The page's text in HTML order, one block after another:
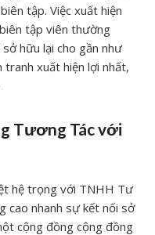
tập. Việc xuất hiện
tập viên thường
sở hữu lại cho gần như
xuất hiện lợi nhất,
Tương Tác với
hệ trọng với TNHH Tư
cao nhanh sự kết nối sở
cộng đồng cộng đồng